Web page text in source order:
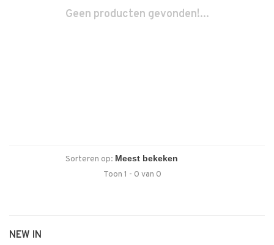
Geen producten gevonden!...
Sorteren op:
Toon 1 - 0 van 0
NEW IN